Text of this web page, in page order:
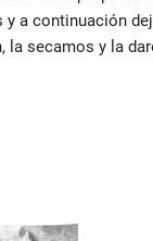
a continuación
la secamos y la